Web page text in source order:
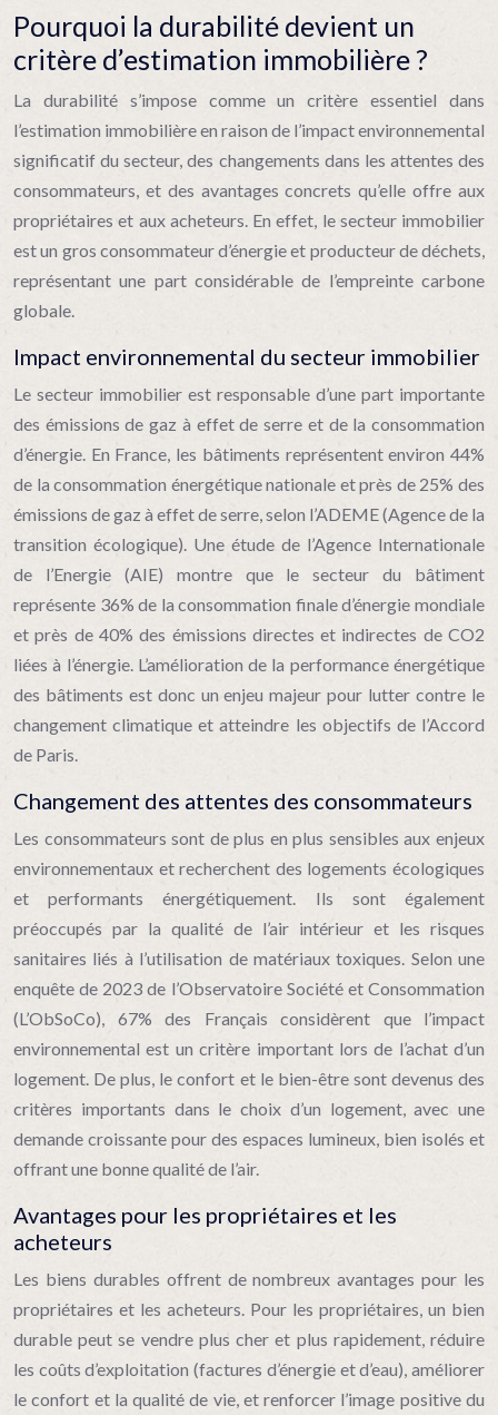
Pourquoi la durabilité devient un
critère d’estimation immobilière ?
La durabilité s’impose comme un critère essentiel dans
l’estimation immobilière en raison de l’impact environnemental
significatif du secteur, des changements dans les attentes des
consommateurs, et des avantages concrets qu’elle offre aux
propriétaires et aux acheteurs. En effet, le secteur immobilier
est un gros consommateur d’énergie et producteur de déchets,
représentant une part considérable de l’empreinte carbone
globale.
Impact environnemental du secteur immobilier
Le secteur immobilier est responsable d’une part importante
des émissions de gaz à effet de serre et de la consommation
d’énergie. En France, les bâtiments représentent environ 44%
de la consommation énergétique nationale et près de 25% des
émissions de gaz à effet de serre, selon l’ADEME (Agence de la
transition écologique). Une étude de l’Agence Internationale
de l’Energie (AIE) montre que le secteur du bâtiment
représente 36% de la consommation finale d’énergie mondiale
et près de 40% des émissions directes et indirectes de CO2
liées à l’énergie. L’amélioration de la performance énergétique
des bâtiments est donc un enjeu majeur pour lutter contre le
changement climatique et atteindre les objectifs de l’Accord
de Paris.
Changement des attentes des consommateurs
Les consommateurs sont de plus en plus sensibles aux enjeux
environnementaux et recherchent des logements écologiques
et performants énergétiquement. Ils sont également
préoccupés par la qualité de l’air intérieur et les risques
sanitaires liés à l’utilisation de matériaux toxiques. Selon une
enquête de 2023 de l’Observatoire Société et Consommation
(L’ObSoCo), 67% des Français considèrent que l’impact
environnemental est un critère important lors de l’achat d’un
logement. De plus, le confort et le bien-être sont devenus des
critères importants dans le choix d’un logement, avec une
demande croissante pour des espaces lumineux, bien isolés et
offrant une bonne qualité de l’air.
Avantages pour les propriétaires et les
acheteurs
Les biens durables offrent de nombreux avantages pour les
propriétaires et les acheteurs. Pour les propriétaires, un bien
durable peut se vendre plus cher et plus rapidement, réduire
les coûts d’exploitation (factures d’énergie et d’eau), améliorer
le confort et la qualité de vie, et renforcer l’image positive du